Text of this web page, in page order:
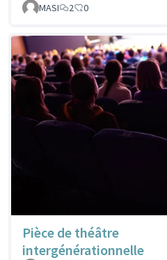
MASI 2 0
Pièce de théâtre
intergénérationnelle